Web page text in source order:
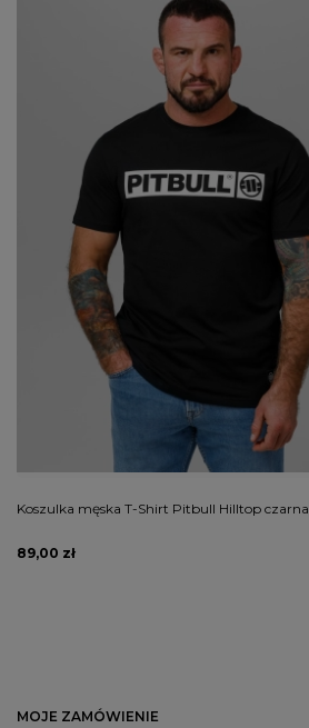
Koszulka męska T-Shirt Pitbull Hilltop czarna
89,00 zł
MOJE ZAMÓWIENIE